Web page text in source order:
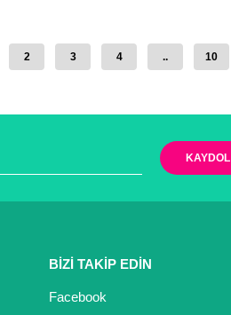
2 3 4 .. 10
KAYDOL
BİZİ TAKİP EDİN
Facebook